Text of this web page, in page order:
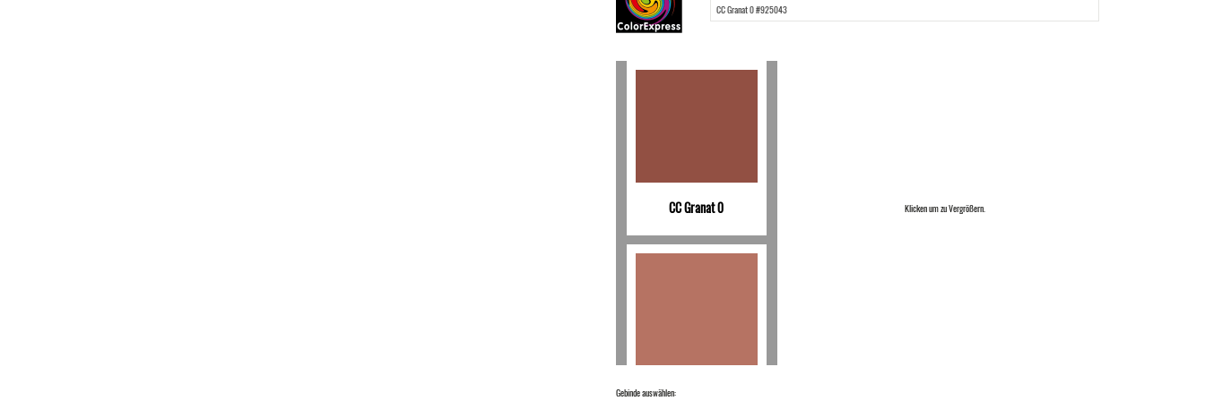
CC Granat 0
CC Granat 12
Klicken um zu Vergrößern.
Gebinde auswählen: